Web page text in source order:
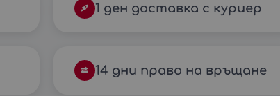
1 ден доставка с куриер
14 дни право на връщане